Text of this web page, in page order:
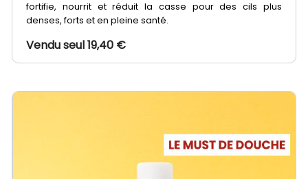
fortifie, nourrit et réduit la casse pour des cils plus
denses, forts et en pleine santé.
Vendu seul 19,40 €